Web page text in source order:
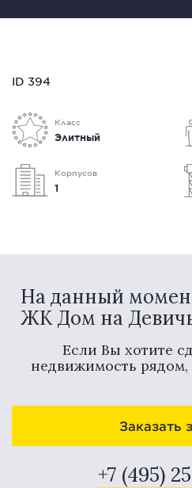
ID 394
Класс
Элитный
Корпусов
1
На данный
ЖК Дом на
Если Вы хотите
недвижимость рядом,
Заказать
+7 (495)